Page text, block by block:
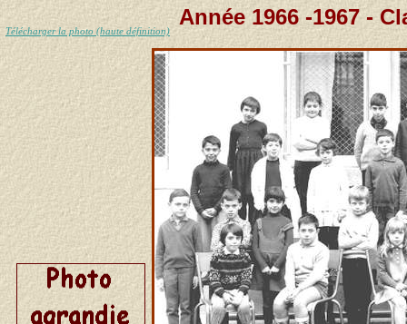
Télécharger la photo (haute définition)
Année 1966 -1967 -